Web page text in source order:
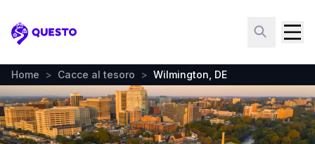
Questo
Home > Cacce al tesoro > Wilmington, DE